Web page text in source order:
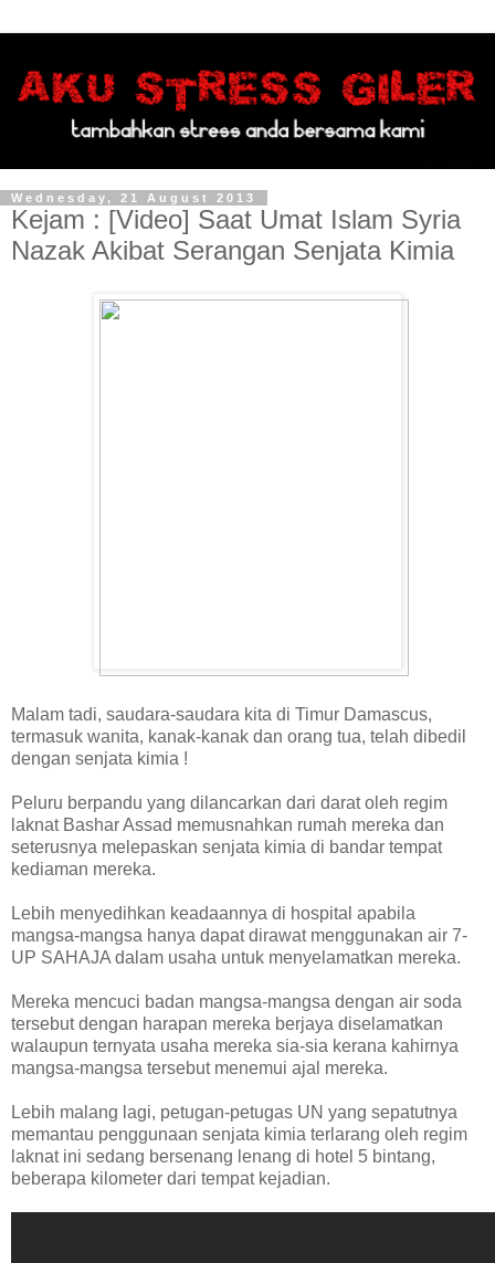
Wednesday, 21 August 2013
Kejam : [Video] Saat Umat Islam Syria
Nazak Akibat Serangan Senjata Kimia
Malam tadi, saudara-saudara kita di Timur Damascus,
termasuk wanita, kanak-kanak dan orang tua, telah dibedil
dengan senjata kimia !
Peluru berpandu yang dilancarkan dari darat oleh regim
laknat Bashar Assad memusnahkan rumah mereka dan
seterusnya melepaskan senjata kimia di bandar tempat
kediaman mereka.
Lebih menyedihkan keadaannya di hospital apabila
mangsa-mangsa hanya dapat dirawat menggunakan air 7-
UP SAHAJA dalam usaha untuk menyelamatkan mereka.
Mereka mencuci badan mangsa-mangsa dengan air soda
tersebut dengan harapan mereka berjaya diselamatkan
walaupun ternyata usaha mereka sia-sia kerana kahirnya
mangsa-mangsa tersebut menemui ajal mereka.
Lebih malang lagi, petugan-petugas UN yang sepatutnya
memantau penggunaan senjata kimia terlarang oleh regim
laknat ini sedang bersenang lenang di hotel 5 bintang,
beberapa kilometer dari tempat kejadian.